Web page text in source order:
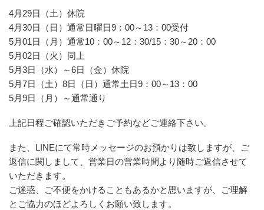
4月29日（土）休院
4月30日（日）通常日曜日9：00～13：00受付
5月01日（月）通常10：00～12：30/15：30～20：00
5月02日（火）同上
5月3日（水）～6日（金）休院
5月7日（土）8日（日）通常土日9：00～13：00
5月9日（月）～通常通り
上記日程ご確認いただきご予約などご連絡下さい。
また、LINEにて常時メッセージのお預かりは致しますが、ご
返信に関しまして、営業日の営業時間より随時ご返信させて
いただきます。
ご迷惑、ご不便をかけることもあるかと思いますが、ご理解
とご協力のほどよろしくお願い致します。